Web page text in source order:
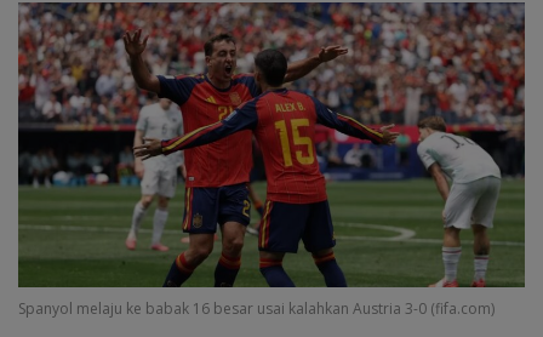
Spanyol melaju ke babak 16 besar usai kalahkan Austria 3-0 (fifa.com)